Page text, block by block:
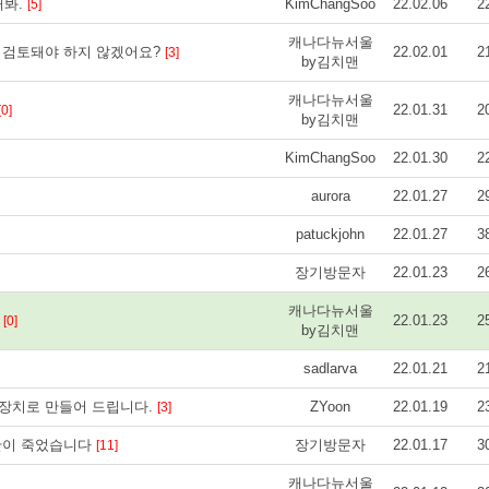
봐. [5] KimChangSoo 22.02.06
토돼야 하지 않겠어요? [3]
캐나다뉴서울
by김치맨
22.02.01
캐나다뉴서울
by김치맨
22.01.31
KimChangSoo 22.01.30
aurora 22.01.27
patuckjohn 22.01.27
장기방문자 22.01.23
[0]
캐나다뉴서울
by김치맨
22.01.23
sadlarva 22.01.21
치로 만들어 드립니다. [3] ZYoon 22.01.19
죽었습니다 [11] 장기방문자 22.01.17
캐나다뉴서울